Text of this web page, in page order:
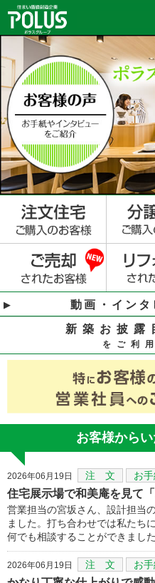
動画・イン
新築お披露
をご利
お客様から
2026年06月19日 注 文 お
住宅展示場で和美庵を見て「
営業担当の宮坂さん、設計担当
ました。打ち合わせでは私たち
何でも相談することができまし
2026年06月19日 注 文 お